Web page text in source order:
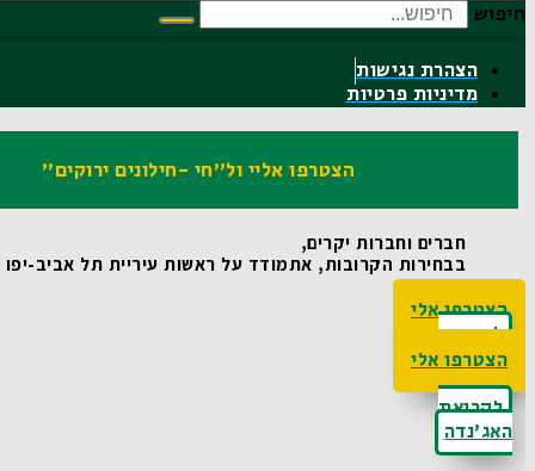
חיפוש
הצהרת נגישות
מדיניות פרטיות
הצטרפו אליי ול"חי -חילונים ירוקים"
חברים וחברות יקרים,
בבחירות הקרובות, אתמודד על ראשות עיריית תל אביב-יפו
הצטרפו אלי
לקריאת
האג'נדה
הצטרפו אלי
לקריאת
האג'נדה